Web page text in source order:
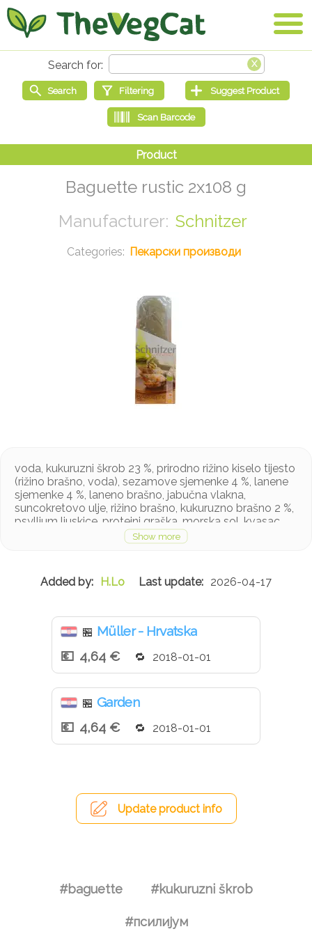
Baguette rustic 2x108 g
Schnitzer
Пекарски производи
voda, kukuruzni škrob 23 %, prirodno rižino kiselo tijesto
(rižino brašno, voda), sezamove sjemenke 4 %, lanene
sjemenke 4 %, laneno brašno, jabučna vlakna,
suncokretovo ulje, rižino brašno, kukuruzno brašno 2 %,
psyllium ljuskice, proteini graška, morska sol, kvasac,
zgušnjivači: guar guma, ksantan guma; začini
Proizvod može sadržavati sezam, lupinu, jaja i soju u
H.Lo
2026-04-17
🏪 Müller - Hrvatska
4,64 €
2018-01-01
🏪 Garden
4,64 €
2018-01-01
Update product info
#baguette #kukuruzni škrob
#псилијум